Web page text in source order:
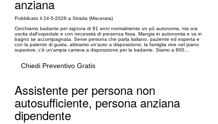
anziana
Pubblicato il 24-5-2026 a Strada (Macerata)
Cerchiamo badante per signora di 91 anni normalmente un pò autonoma, ma ora
uscita dall'ospedale e con necessità di presenza fissa. Mangia in autonomia e va in
bagno se accompagnata. Serve persona che parla italiano, paziente ed esperta e
con la patente di guida, abbiamo un'auto a disposizione, la famiglia vive nel piano
superiore, c'è un'ampia camera a disposizione per la badante. Siamo a 800...
Chiedi Preventivo Gratis
Assistente per persona non
autosufficiente, persona anziana
dipendente